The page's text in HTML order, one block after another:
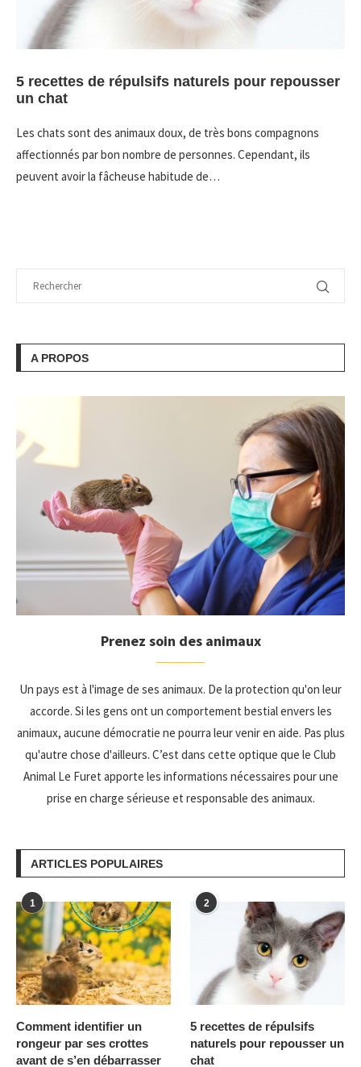
5 recettes de répulsifs naturels pour repousser
un chat
Les chats sont des animaux doux, de très bons compagnons
affectionnés par bon nombre de personnes. Cependant, ils
peuvent avoir la fâcheuse habitude de…
A PROPOS
Prenez soin des animaux
Un pays est à l'image de ses animaux. De la protection qu'on leur
accorde. Si les gens ont un comportement bestial envers les
animaux, aucune démocratie ne pourra leur venir en aide. Pas plus
qu'autre chose d'ailleurs. C’est dans cette optique que le Club
Animal Le Furet apporte les informations nécessaires pour une
prise en charge sérieuse et responsable des animaux.
ARTICLES POPULAIRES
1
Comment identifier un
rongeur par ses crottes
avant de s’en débarrasser
2
5 recettes de répulsifs
naturels pour repousser un
chat